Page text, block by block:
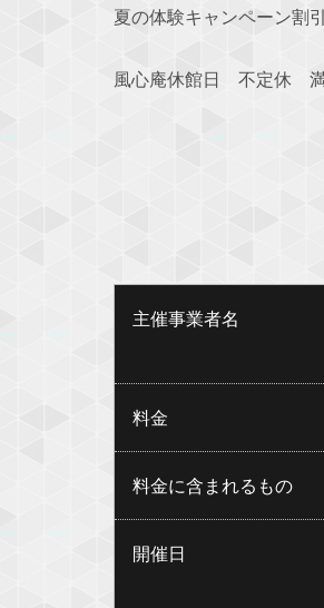
夏の体験キャンペーン割
風心庵休館日 不定休 満
主催事業者名
料金
料金に含まれるもの
開催日